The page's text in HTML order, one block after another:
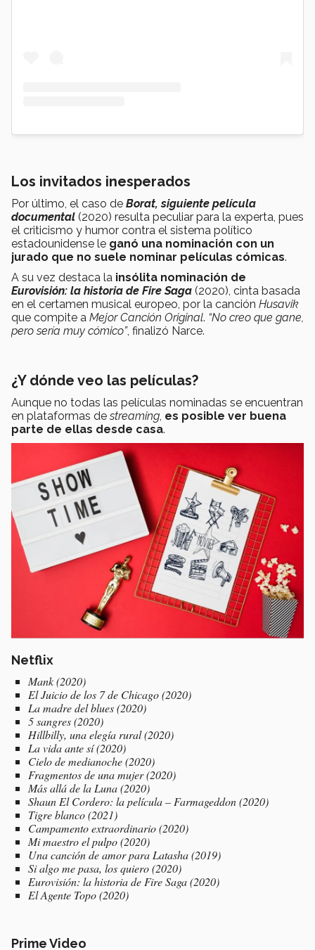
Los invitados inesperados
Por último, el caso de Borat, siguiente película
documental (2020) resulta peculiar para la experta, pues
el criticismo y humor contra el sistema político
estadounidense le ganó una nominación con un
jurado que no suele nominar películas cómicas.
A su vez destaca la insólita nominación de
Eurovisión: la historia de Fire Saga (2020), cinta basada
en el certamen musical europeo, por la canción Husavik
que compite a Mejor Canción Original. “No creo que gane,
pero sería muy cómico”, finalizó Narce.
¿Y dónde veo las películas?
Aunque no todas las películas nominadas se encuentran
en plataformas destreaming, es posible ver buena
parte de ellas desde casa.
Netflix
Mank(2020)
El Juicio de los 7 de Chicago(2020)
La madre del blues(2020)
5 sangres(2020)
Hillbilly, una elegía rural(2020)
La vida ante sí(2020)
Cielo de medianoche(2020)
Fragmentos de una mujer(2020)
Más allá de la Luna(2020)
Shaun El Cordero: la película – Farmageddon(2020)
Tigre blanco(2021)
Campamento extraordinario(2020)
Mi maestro el pulpo(2020)
Una canción de amor para Latasha(2019)
Si algo me pasa, los quiero(2020)
Eurovisión: la historia de Fire Saga(2020)
El Agente Topo (2020)
Prime Video